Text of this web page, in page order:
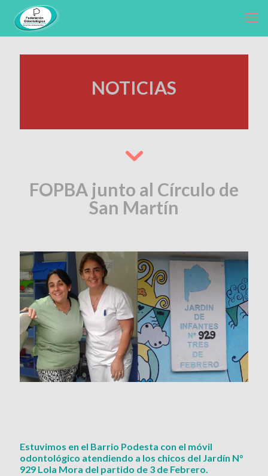
NOTICIAS
FOPBA junto al Círculo de
San Martín
Estuvimos en el Barrio Podesta con el móvil
odontológico atendiendo a los chicos del Jardín N°
929 Lola Mora del partido de 3 de Febrero.